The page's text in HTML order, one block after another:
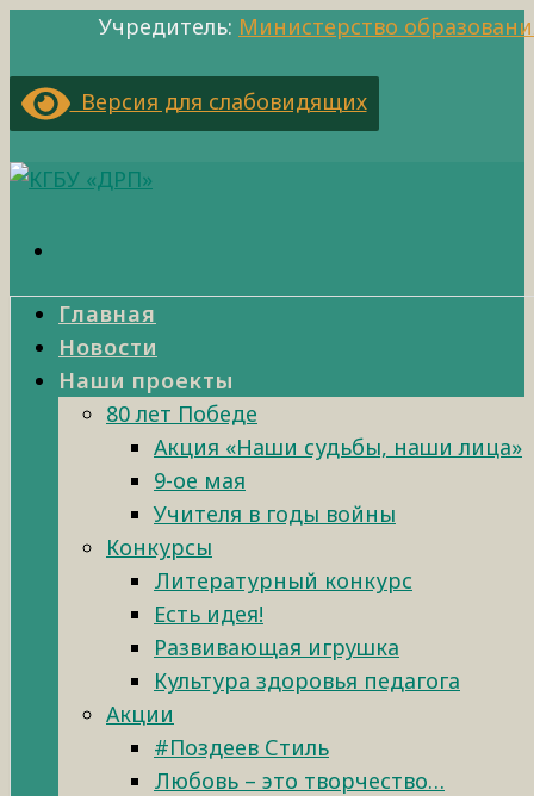
Учредитель: Министерство
Версия для слабовидящих
Главная
Новости
Наши проекты
80 лет Победе
Акция «Наши судьбы, наши лица»
9-ое мая
Учителя в годы войны
Конкурсы
Литературный конкурс
Есть идея!
Развивающая игрушка
Культура здоровья педагога
Акции
#Поздеев Стиль
Любовь – это творчество…